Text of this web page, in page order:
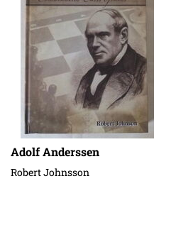
Adolf Anderssen
Robert Johnsson